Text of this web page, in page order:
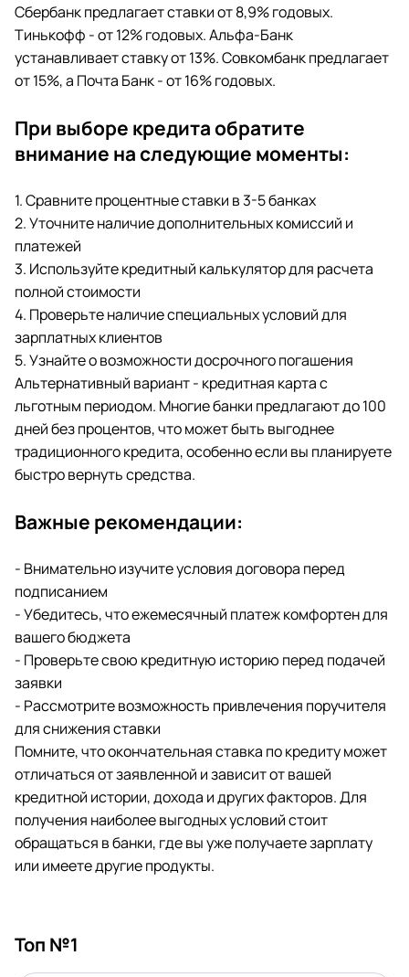
Сбербанк предлагает ставки от 8,9% годовых.
Тинькофф - от 12% годовых. Альфа-Банк
устанавливает ставку от 13%. Совкомбанк предлагает
от 15%, а Почта Банк - от 16% годовых.
При выборе кредита обратите
внимание на следующие моменты:
1. Сравните процентные ставки в 3-5 банках
2. Уточните наличие дополнительных комиссий и
платежей
3. Используйте кредитный калькулятор для расчета
полной стоимости
4. Проверьте наличие специальных условий для
зарплатных клиентов
5. Узнайте о возможности досрочного погашения
Альтернативный вариант - кредитная карта с
льготным периодом. Многие банки предлагают до 100
дней без процентов, что может быть выгоднее
традиционного кредита, особенно если вы планируете
быстро вернуть средства.
Важные рекомендации:
- Внимательно изучите условия договора перед
подписанием
- Убедитесь, что ежемесячный платеж комфортен для
вашего бюджета
- Проверьте свою кредитную историю перед подачей
заявки
- Рассмотрите возможность привлечения поручителя
для снижения ставки
Помните, что окончательная ставка по кредиту может
отличаться от заявленной и зависит от вашей
кредитной истории, дохода и других факторов. Для
получения наиболее выгодных условий стоит
обращаться в банки, где вы уже получаете зарплату
или имеете другие продукты.
Топ №1